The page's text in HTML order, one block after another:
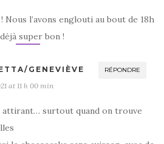
Nous l’avons englouti au bout de 18h
super bon !
GENEVIÈVE RÉPONDRE
at 11 h 00 min
attirant… surtout quand on trouve